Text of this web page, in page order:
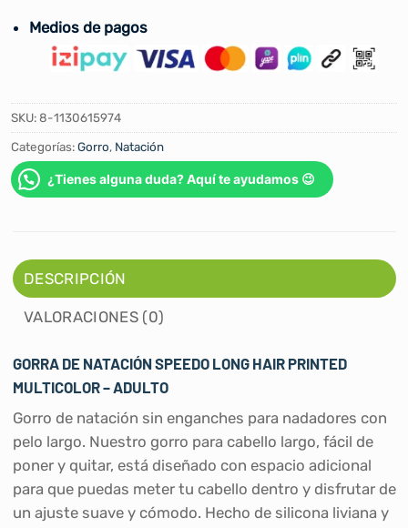
Medios de pagos
SKU:8-1130615974
Categorías:Gorro, Natación
¿Tienes alguna duda? Aquí te ayudamos 😉
DESCRIPCIÓN
VALORACIONES (0)
GORRA DE NATACIÓN SPEEDO LONG HAIR PRINTED
MULTICOLOR – ADULTO
Gorro de natación sin enganches para nadadores con
pelo largo. Nuestro gorro para cabello largo, fácil de
poner y quitar, está diseñado con espacio adicional
para que puedas meter tu cabello dentro y disfrutar de
un ajuste suave y cómodo. Hecho de silicona liviana y